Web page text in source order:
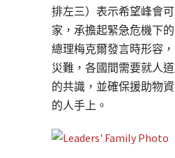
排左三）表示希望峰會
家，承擔起緊急危機下
總理梅克爾發言時形容
災難，各國間需要就人
的共識，並確保援助物
的人手上。